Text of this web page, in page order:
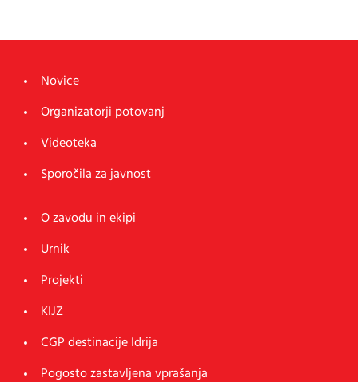
Novice
Organizatorji potovanj
Videoteka
Sporočila za javnost
O zavodu in ekipi
Urnik
Projekti
KIJZ
CGP destinacije Idrija
Pogosto zastavljena vprašanja